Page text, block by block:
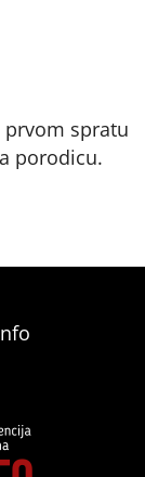
prvom spratu
porodicu.